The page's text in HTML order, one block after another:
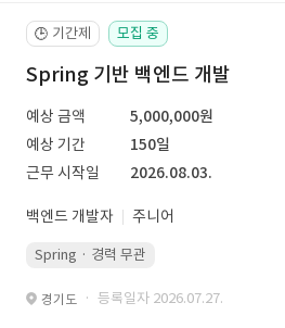
🕒 기간제 모집 중
Spring 기반 백엔드 개발
예상 금액
5,000,000원
예상 기간
150일
근무 시작일
2026.08.03.
백엔드 개발자 주니어
Spring · 경력 무관
경기도 · 등록일자 2026.07.27.